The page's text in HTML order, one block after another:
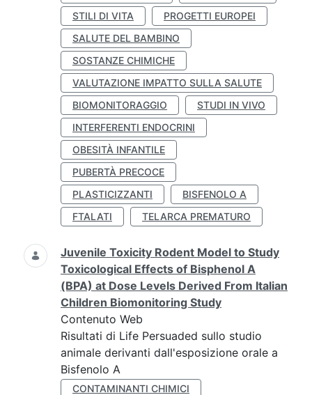
STILI DI VITA
PROGETTI EUROPEI
SALUTE DEL BAMBINO
SOSTANZE CHIMICHE
VALUTAZIONE IMPATTO SULLA SALUTE
BIOMONITORAGGIO
STUDI IN VIVO
INTERFERENTI ENDOCRINI
OBESITÀ INFANTILE
PUBERTÀ PRECOCE
PLASTICIZZANTI
BISFENOLO A
FTALATI
TELARCA PREMATURO
Juvenile Toxicity Rodent Model to Study
Toxicological Effects of Bisphenol A
(BPA) at Dose Levels Derived From Italian
Children Biomonitoring Study
Contenuto Web
Risultati di Life Persuaded sullo studio
animale derivanti dall'esposizione orale a
Bisfenolo A
CONTAMINANTI CHIMICI